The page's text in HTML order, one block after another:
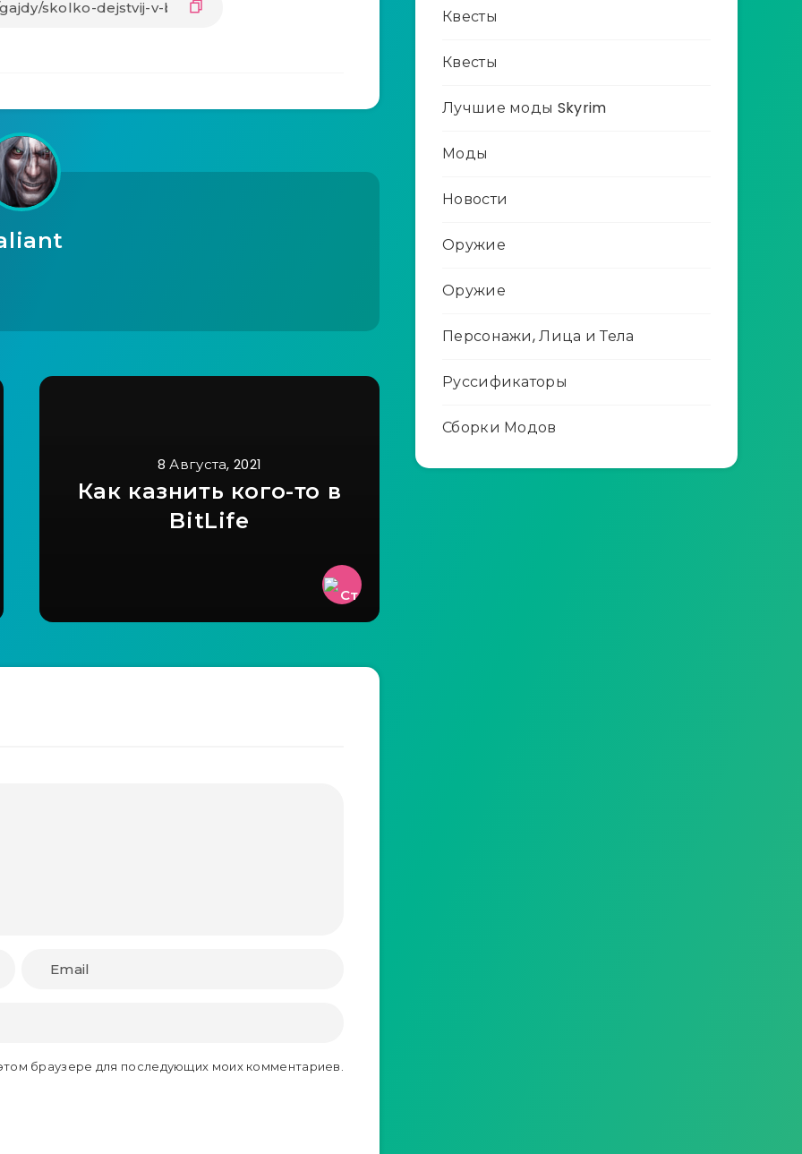
8 Августа, 2021
Как казнить кого-то в
BitLife
браузере для последующих моих комментариев.
Квесты
Квесты
Лучшие моды Skyrim
Моды
Новости
Оружие
Оружие
Персонажи, Лица и Тела
Руссификаторы
Сборки Модов